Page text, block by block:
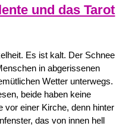
und das Tarot
Es ist kalt. Der Schnee
in abgerissenen
Wetter unterwegs.
beide haben keine
vor einer Kirche, denn hinter
das von innen hell